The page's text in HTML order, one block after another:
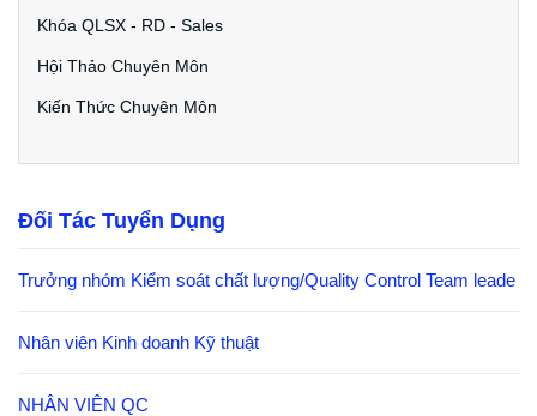
Khóa QLSX - RD - Sales
Hội Thảo Chuyên Môn
Kiến Thức Chuyên Môn
Đối Tác Tuyển Dụng
Trưởng nhóm Kiểm soát chất lượng/Quality Control Team leade
Nhân viên Kinh doanh Kỹ thuật
NHÂN VIÊN QC